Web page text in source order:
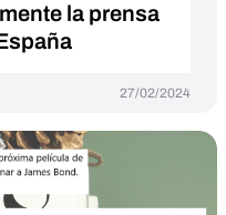
la prensa
27/02/2024